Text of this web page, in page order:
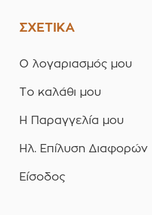
ΣΧΕΤΙΚΑ
Ο λογαριασμός μου
Το καλάθι μου
Η Παραγγελία μου
Ηλ. Επίλυση Διαφορών
Είσοδος